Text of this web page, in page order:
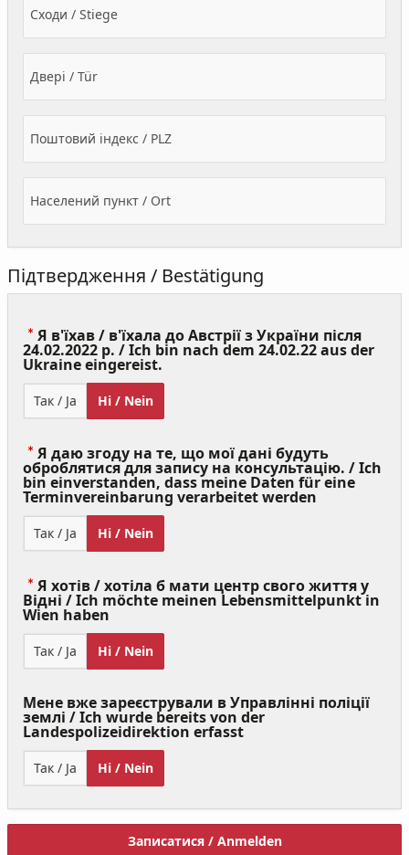
Сходи / Stiege
Двері / Tür
Поштовий індекс / PLZ
Населений пункт / Ort
Підтвердження / Bestätigung
Я в'їхав / в'їхала до Австрії з України після
24.02.2022 р. / Ich bin nach dem 24.02.22 aus der
Ukraine eingereist.
Required)
Так / Ja Ні / Nein
Я даю згоду на те, що мої дані будуть
оброблятися для запису на консультацію. / Ich
bin einverstanden, dass meine Daten für eine
Terminvereinbarung verarbeitet werden
Так / Ja Ні / Nein
Я хотів / хотіла б мати центр свого життя у
Відні / Ich möchte meinen Lebensmittelpunkt in
Wien haben
Required)
Так / Ja Ні / Nein
Мене вже зареєстрували в Управлінні поліції
землі / Ich wurde bereits von der
Landespolizeidirektion erfasst
Так / Ja Ні / Nein
Записатися / Anmelden